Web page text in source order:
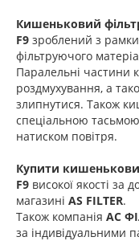
Кишеньковий
F9 зроблений з
фільтруючого
Паралельні частини
роздмухування, а
злипнутися. Також
спеціальною
натиском повітря.
Купити
F9 високої якості за
магазині AS FILTER.
Також компанія АС
за індивідуальними